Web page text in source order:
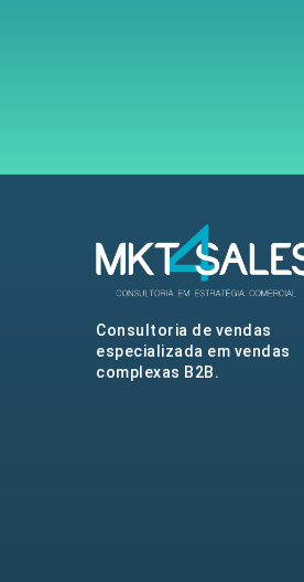
Consultoria de vendas
especializada em vendas
complexas B2B.